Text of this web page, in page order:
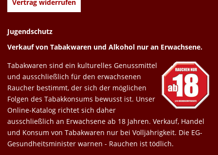
Vertrag widerrufen
Jugendschutz
Verkauf von Tabakwaren und Alkohol nur an Erwachsene.
Tabakwaren sind ein kulturelles Genussmittel
und ausschließlich für den erwachsenen
Raucher bestimmt, der sich der möglichen
Folgen des Tabakkonsums bewusst ist. Unser
Online-Katalog richtet sich daher
ausschließlich an Erwachsene ab 18 Jahren. Verkauf, Handel
und Konsum von Tabakwaren nur bei Volljährigkeit. Die EG-
Gesundheitsminister warnen - Rauchen ist tödlich.